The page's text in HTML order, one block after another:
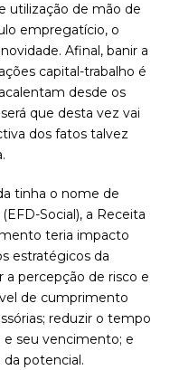
utilização de mão de
empregatício, o
Afinal, banir a
capital-trabalho é
desde os
que desta vez vai
dos fatos talvez
tinha o nome de
Social), a Receita
teria impacto
estratégicos da
a percepção de risco e
de cumprimento
reduzir o tempo
seu vencimento; e
da potencial.